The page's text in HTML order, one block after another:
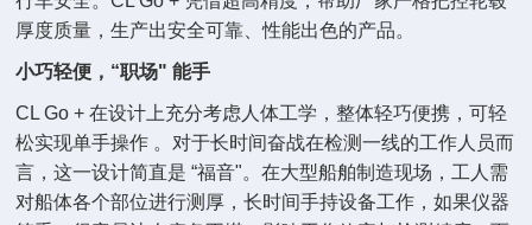
厚度质量，生产出安全可靠、性能出色的产品。
小巧轻便，“职场" 能手
CL Go + 在设计上充分考虑人体工学，整体轻巧便携，可轻
松实现单手操作 。对于长时间奋战在检测一线的工作人员而
言，这一设计简直是 “福音"。在大型船舶制造现场，工人需
对船体各个部位进行测厚，长时间手持设备工作，如果仪器